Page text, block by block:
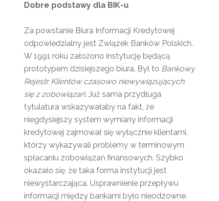
Dobre podstawy dla BIK-u
Za powstanie Biura Informacji Kredytowej
odpowiedzialny jest Związek Banków Polskich.
W 1991 roku założono instytucję będącą
prototypem dzisiejszego biura. Był to Bankowy
Rejestr Klientów czasowo niewywiązujących
się z zobowiązań. Już sama przydługa
tytulatura wskazywałaby na fakt, że
niegdysiejszy system wymiany informacji
kredytowej zajmował się wyłącznie klientami,
którzy wykazywali problemy w terminowym
spłacaniu zobowiązań finansowych. Szybko
okazało się, że taka forma instytucji jest
niewystarczająca. Usprawnienie przepływu
informacji między bankami było nieodzowne.